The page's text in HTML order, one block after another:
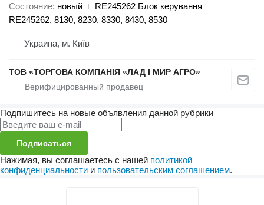
Состояние новый
RE245262 Блок керування
RE245262, 8130, 8230, 8330, 8430, 8530
Украина, м. Київ
ТОВ «ТОРГОВА КОМПАНІЯ «ЛАД І МИР АГРО»
Подпишитесь на новые объявления данной рубрики
Подписаться
Нажимая, вы соглашаетесь с нашей политикой
конфиденциальности и пользовательским соглашением.